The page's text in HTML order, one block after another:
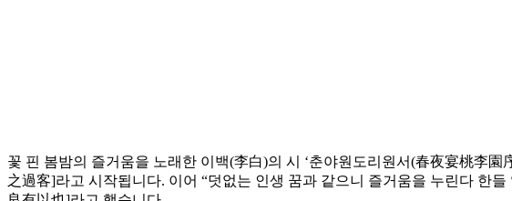
꽃 핀 봄밤의 즐거움을 노래한 이백(李白)의 시 ‘춘야원도리원서(春夜宴桃李
之過客]라고 시작됩니다. 이어 “덧없는 인생 꿈과 같으니 즐거움을 누린다 한